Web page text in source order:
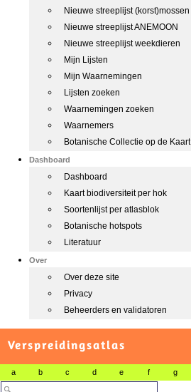
Nieuwe streeplijst (korst)mossen
Nieuwe streeplijst ANEMOON
Nieuwe streeplijst weekdieren
Mijn Lijsten
Mijn Waarnemingen
Lijsten zoeken
Waarnemingen zoeken
Waarnemers
Botanische Collectie op de Kaart
Dashboard
Dashboard
Kaart biodiversiteit per hok
Soortenlijst per atlasblok
Botanische hotspots
Literatuur
Over
Over deze site
Privacy
Beheerders en validatoren
Verspreidingsatlas
a b c d e f g